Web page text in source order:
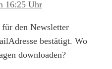
16:25 Uhr
den Newsletter
bestätigt. Wo
downloaden?